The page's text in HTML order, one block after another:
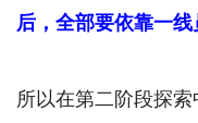
后，全部要依靠一线
所以在第二阶段探